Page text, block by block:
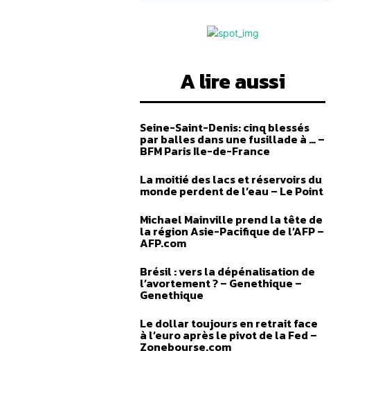
A lire aussi
Seine-Saint-Denis: cinq blessés
par balles dans une fusillade à … –
BFM Paris Ile-de-France
La moitié des lacs et réservoirs du
monde perdent de l’eau – Le Point
Michael Mainville prend la tête de
la région Asie-Pacifique de l’AFP –
AFP.com
Brésil : vers la dépénalisation de
l’avortement ? – Genethique –
Genethique
Le dollar toujours en retrait face
à l’euro après le pivot de la Fed –
Zonebourse.com